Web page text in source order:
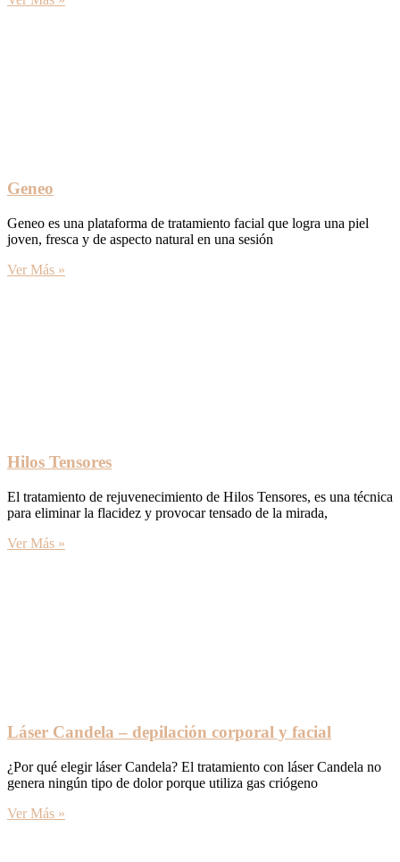
Geneo
Geneo es una plataforma de tratamiento facial que logra una piel
joven, fresca y de aspecto natural en una sesión
Ver Más »
Hilos Tensores
El tratamiento de rejuvenecimiento de Hilos Tensores, es una técnica
para eliminar la flacidez y provocar tensado de la mirada,
Ver Más »
Láser Candela – depilación corporal y facial
¿Por qué elegir láser Candela? El tratamiento con láser Candela no
genera ningún tipo de dolor porque utiliza gas criógeno
Ver Más »